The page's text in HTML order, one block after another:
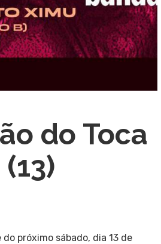
do Toca
próximo sábado, dia 13 de